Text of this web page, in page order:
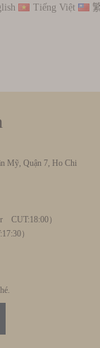
Tiếng Việt
Mỹ, Quận 7, Ho Chi
CUT:18:00）
）